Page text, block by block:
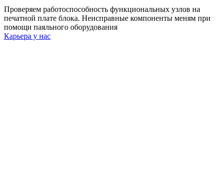
Проверяем работоспособность функциональных узлов на
печатной плате блока. Неисправные компоненты меням при
помощи паяльного оборудования
Карьера у нас